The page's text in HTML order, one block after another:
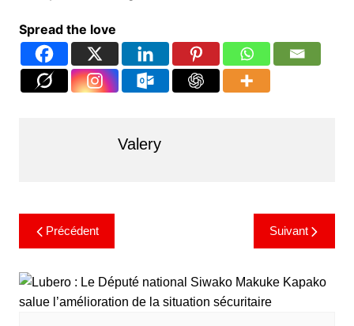
Spread the love
Valery
Précédent Suivant